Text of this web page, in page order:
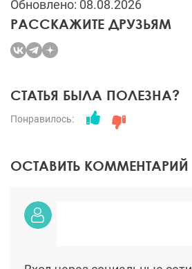
Обновлено: 08.08.2026
РАССКАЖИТЕ ДРУЗЬЯМ
СТАТЬЯ БЫЛА ПОЛЕЗНА?
Понравилось:
ОСТАВИТЬ КОММЕНТАРИЙ